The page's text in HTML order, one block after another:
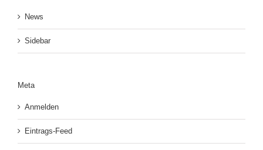
News
Sidebar
Meta
Anmelden
Eintrags-Feed